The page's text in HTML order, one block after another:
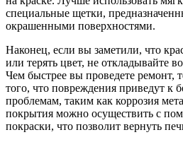
специальные щетки,
окрашенными поверхностями.
Наконец, если вы заметили, что
или терять цвет, не откладывайте
Чем быстрее вы проведете ремонт,
того, что повреждения приведут к
проблемам, таким как коррозия
покрытия можно осуществить с
покраски, что позволит вернуть